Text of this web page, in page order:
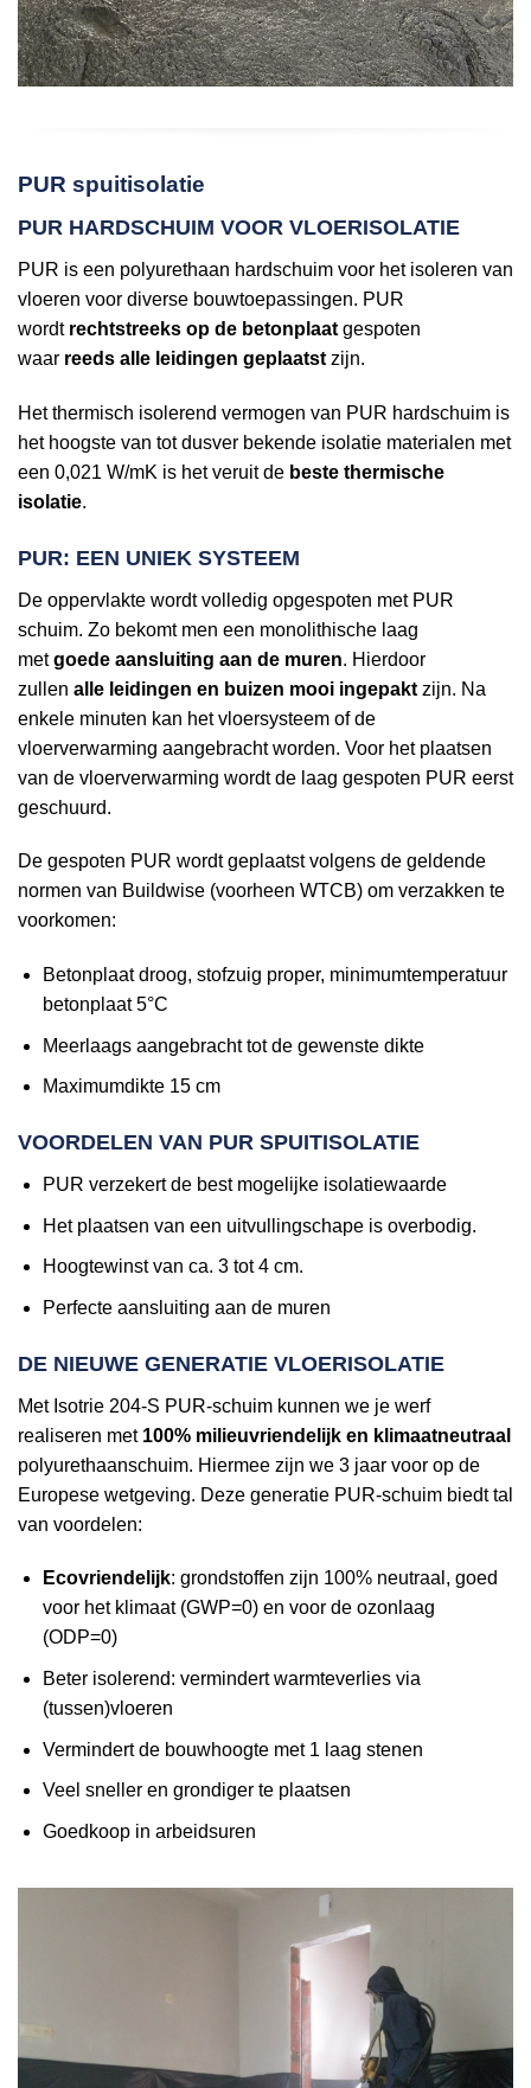
PUR spuitisolatie
PUR HARDSCHUIM VOOR VLOERISOLATIE
PUR is een polyurethaan hardschuim voor het isoleren van
vloeren voor diverse bouwtoepassingen. PUR
wordt rechtstreeks op de betonplaat gespoten
waar reeds alle leidingen geplaatst zijn.
Het thermisch isolerend vermogen van PUR hardschuim is
het hoogste van tot dusver bekende isolatie materialen met
een 0,021 W/mK is het veruit de beste thermische
isolatie.
PUR: EEN UNIEK SYSTEEM
De oppervlakte wordt volledig opgespoten met PUR
schuim. Zo bekomt men een monolithische laag
metgoede aansluiting aan de muren. Hierdoor
zullen alle leidingen en buizen mooi ingepakt zijn. Na
enkele minuten kan het vloersysteem of de
vloerverwarming aangebracht worden. Voor het plaatsen
van de vloerverwarming wordt de laag gespoten PUR eerst
geschuurd.
De gespoten PUR wordt geplaatst volgens de geldende
normen van Buildwise (voorheen WTCB) om verzakken te
voorkomen:
Betonplaat droog, stofzuig proper, minimumtemperatuur
betonplaat 5°C
Meerlaags aangebracht tot de gewenste dikte
Maximumdikte 15 cm
VOORDELEN VAN PUR SPUITISOLATIE
PUR verzekert de best mogelijke isolatiewaarde
Het plaatsen van een uitvullingschape is overbodig.
Hoogtewinst van ca. 3 tot 4 cm.
Perfecte aansluiting aan de muren
DE NIEUWE GENERATIE VLOERISOLATIE
Met Isotrie 204-S PUR-schuim kunnen we je werf
realiseren met 100% milieuvriendelijk en klimaatneutraal
polyurethaanschuim. Hiermee zijn we 3 jaar voor op de
Europese wetgeving. Deze generatie PUR-schuim biedt tal
van voordelen:
Ecovriendelijk: grondstoffen zijn 100% neutraal, goed
voor het klimaat (GWP=0) en voor de ozonlaag
(ODP=0)
Beter isolerend: vermindert warmteverlies via
(tussen)vloeren
Vermindert de bouwhoogte met 1 laag stenen
Veel sneller en grondiger te plaatsen
Goedkoop in arbeidsuren